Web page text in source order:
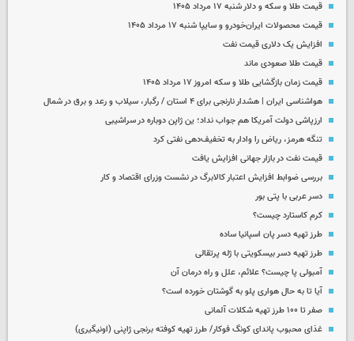
قیمت طلا و سکه و دلار شنبه ۱۷ مرداد ۱۴۰۵
قیمت محصولات ایران‌خودرو و سایپا شنبه ۱۷ مرداد ۱۴۰۵
افزایش یک دلاری قیمت نفت
قیمت طلا صعودی ماند
قیمت زمان بازگشایی طلا و سکه امروز ۱۷ مرداد ۱۴۰۵
هواشناسی ایران | هشدار نارنجی برای ۴ استان / رگبار، سیلاب و رعد و برق در شمال
ارزپاشی دولت آمریکا هم جواب نداد؛ ین ژاپن دوباره در سراشیبی
تنگه هرمز، ریاض را وادار به تخفیف‌دهی نفتی کرد
قیمت نفت در بازار جهانی افزایش یافت
بررسی ضوابط افزایش اعتبار کالابرگ در نشست وزرای اقتصاد و کار
دسر عربی با پتی بور
کرم کاستارد چیست؟
طرز تهیه دسر پان اسپانیا ساده
طرز تهیه دسر بیسکویتی با ژله پرتقالی
آمبولی پا چیست؟ علائم، علل و راه درمان آن
آیا تا به حال هواری پلو به گوشتان خورده است؟
صفر تا ۱۰۰ طرز تهیه شکلات آلمانی
غذای محبوب پاندای کونگ فوکار/ طرز تهیه کوفته برنجی ژاپنی (اونیگیری)